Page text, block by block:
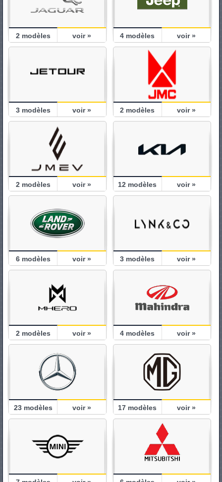
2modèles voir » 4 modèles voir »
3modèles voir » 2 modèles voir »
2modèles voir » 12 modèles voir »
6modèles voir » 3 modèles voir »
2modèles voir » 4 modèles voir »
23modèles voir » 17 modèles voir »